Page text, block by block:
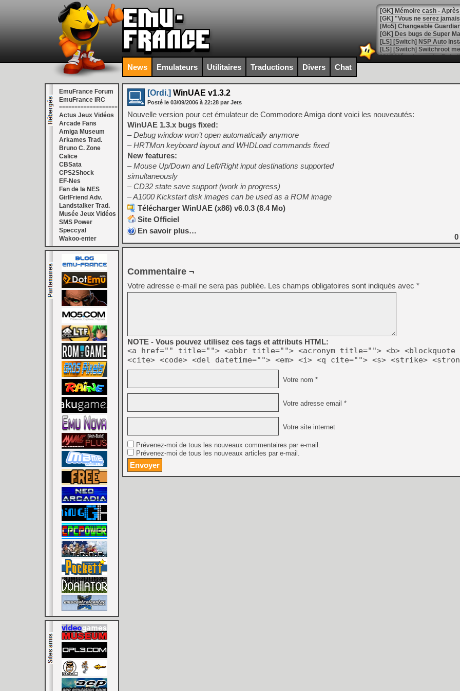
[GK] Mémoire cash -
[GK] "Vous ne serez
[Mo5] Changeable
[GK] Des bugs de Super
[LS] [Switch] NSP Auto
[GK] La saga horrifique
[GK] Le portage de Super
[Mo5] Le jeu de course
[GK] Guillermo del Toro
[GK] Mistfall Hunter : déjà
[GK] Wo Long 2 évolue
[GK] Crossfire : un TPS à
[LS] [PS5] Premiers
[Mo5] DOOM arrive en
[GK] Bethesda fête les 30
[GK] Roblox : l'action en
[GK] Agenda - GeForce
[LS] [PS5] ps5-y2jb-
[GK] Pourquoi Marvel
[GK] Test : Restory : Chill
[GK] GTA 6 : Rockstar
[GK] Hot Wheels Infinite
[GK] Mémoire cash -
[GK] Résultats Nintendo :
[GK] Dans ce jeu de
News Emulateurs Utilitaires Traductions Divers Chat
EmuFrance Forum
EmuFrance IRC
===================
Actus Jeux Vidéos
Arcade Fans
Amiga Museum
Arkames Trad.
Bruno C. Zone
Calice
CBSata
CPS2Shock
EF-Nes
Fan de la NES
GirlFriend Adv.
Landstalker Trad.
Musée Jeux Vidéos
SMS Power
Speccyal
Wakoo-enter
[Ordi.] WinUAE v1.3.2
Posté le 03/09/2006 à 22:28 par Jets
Nouvelle version pour cet émulateur de Commodore Amiga dont voici les nouveautés:
WinUAE 1.3.x bugs fixed:
– Debug window won’t open automatically anymore
– HRTMon keyboard layout and WHDLoad commands fixed
New features:
– Mouse Up/Down and Left/Right input destinations supported
simultaneously
– CD32 state save support (work in progress)
– A1000 Kickstart disk images can be used as a ROM image
Télécharger WinUAE (x86) v6.0.3 (8.4 Mo)
Site Officiel
En savoir plus…
0
Commentaire ¬
Votre adresse e-mail ne sera pas publiée. Les champs obligatoires sont indiqués avec *
NOTE - Vous pouvez utilisez ces tags et attributs HTML:
<a href="" title=""> <abbr title=""> <acronym title=""> <b> <blockquote
<cite> <code> <del datetime=""> <em> <i> <q cite=""> <s> <strike>
Votre nom *
Votre adresse email *
Votre site internet
Prévenez-moi de tous les nouveaux commentaires par e-mail.
Prévenez-moi de tous les nouveaux articles par e-mail.